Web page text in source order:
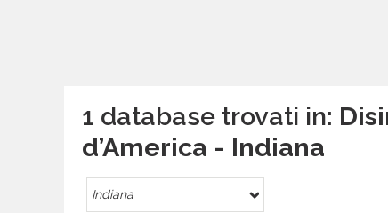
1 database trovati in:
d’America - Indiana
Indiana